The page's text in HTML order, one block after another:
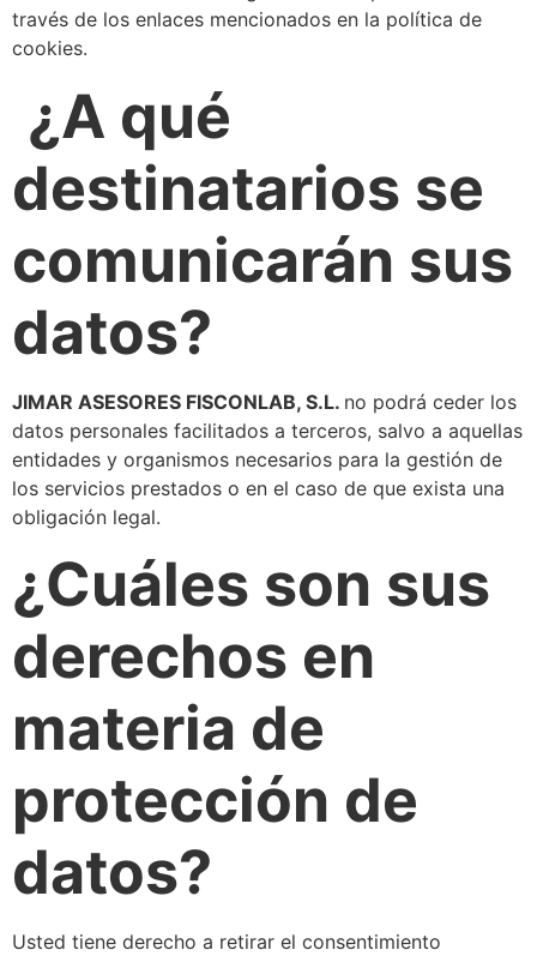
través de los enlaces mencionados en la política de
cookies.
¿A qué
destinatarios se
comunicarán sus
datos?
JIMAR ASESORES FISCONLAB, S.L. no podrá ceder los
datos personales facilitados a terceros, salvo a aquellas
entidades y organismos necesarios para la gestión de
los servicios prestados o en el caso de que exista una
obligación legal.
¿Cuáles son sus
derechos en
materia de
protección de
datos?
Usted tiene derecho a retirar el consentimiento